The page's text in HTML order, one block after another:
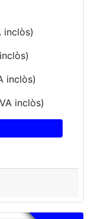
inclòs)
inclòs)
inclòs)